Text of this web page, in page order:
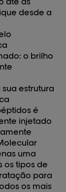
desde a
o brilho
estrutura
é
injetado
uma
os tipos de
para
os mais